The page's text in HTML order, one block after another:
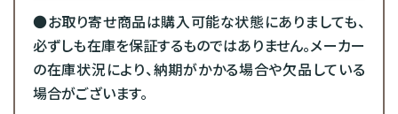
●お取り寄せ商品は購入可能な状態にありましても、
必ずしも在庫を保証するものではありません。メーカー
の在庫状況により、納期がかかる場合や欠品している
場合がございます。